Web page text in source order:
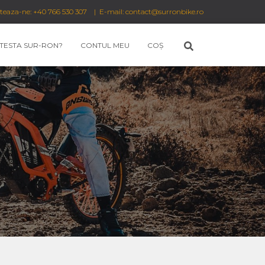
ne: +40 766 530 307 | E-mail: contact@surronbike.ro
SUR-RON? CONTUL MEU COȘ